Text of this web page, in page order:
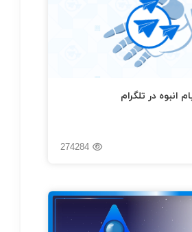
انبوه در تلگرام
274284